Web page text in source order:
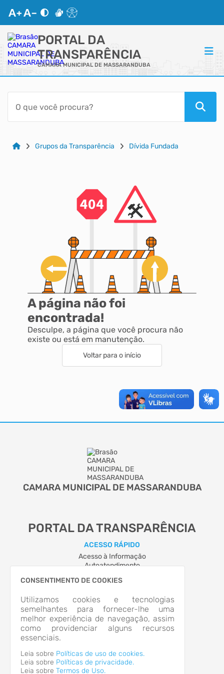
PORTAL DA
TRANSPARÊNCIA
CAMARA MUNICIPAL DE MASSARANDUBA
ACESSO RÁPIDO
Acessibilidade
CidadãoGrupos da Transparência Dívida Fundada
A página não foi
encontrada!
Desculpe, a página que você procura não
existe ou está em manutenção.
Voltar para o início
CONSENTIMENTO DE COOKIES
Utilizamos cookies e tecnologias
semelhantes para fornecer-lhe uma
melhor experiência de navegação, assim
como providenciar alguns recursos
essenciais.
Leia sobre Políticas de uso de cookies.
Leia sobre Políticas de privacidade.
Leia sobre Termos de Uso.
CAMARA MUNICIPAL DE MASSARANDUBA
PORTAL DA TRANSPARÊNCIA
ACESSO RÁPIDO
Acesso à Informação
Autoatendimento
RUA PAULO CARDOSO, Nº 166, CENTRO
Massaranduba/SC
CEP: 89.380-364
Abrir no Mapa
HORÁRIO DE ATENDIMENTO